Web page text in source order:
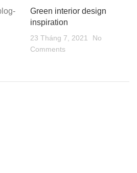
Green interior design
inspiration
23 Tháng 7, 2021
No
Comments